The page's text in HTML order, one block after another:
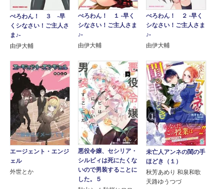
ぺろわん！ ３ ‐早
くシなさい！ご主人さ
ま♪‐
由伊大輔
ぺろわん！ １ ‐早く
シなさい！ご主人さま
♪‐
由伊大輔
ぺろわん！ ２ ‐早く
シなさい！ご主人さま
♪‐
由伊大輔
エージェント・エンジ
ェル
外世とか
悪役令嬢、セシリア・
シルビィは死にたくな
いので男装することに
した。５
未亡人アンネの閨の手
ほどき（１）
秋芳あめり 和泉和歌
天路ゆうつづ